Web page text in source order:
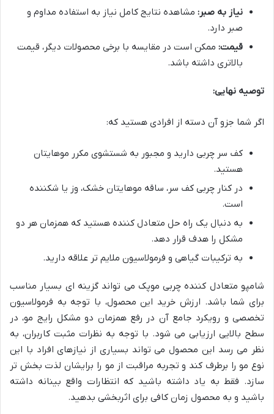
نیاز به صبر: مشاهده نتایج کامل نیاز به استفاده مداوم و
صبر دارد.
قیمت: ممکن است در مقایسه با برخی محصولات دیگر، قیمت
بالاتری داشته باشد.
توصیه نهایی:
اگر شما جزو آن دسته از افرادی هستید که:
کف سر چربی دارید و مجبور به شستشوی مکرر موهایتان
هستید.
در کنار چربی کف سر، ساقه موهایتان خشک، وز یا شکننده
است.
به دنبال یک راه حل متعادل کننده هستید که همزمان هر دو
مشکل را هدف قرار دهد.
به ترکیبات گیاهی و فرمولاسیون ملایم تر علاقه دارید.
شامپو متعادل کننده چربی موپک می تواند گزینه ای بسیار مناسب
برای شما باشد. ارزش خرید این محصول، با توجه به فرمولاسیون
تخصصی و رویکرد جامع آن در رفع همزمان دو مشکل رایج مو، در
سطح بالایی ارزیابی می شود. با توجه به نظرات مثبت کاربران، به
نظر می رسد این محصول می تواند بسیاری از نیازهای افراد با این
نوع مو را برطرف کند و تجربه مراقبت از مو را برایشان لذت بخش تر
سازد. فقط به یاد داشته باشید که انتظارات واقع بینانه داشته
باشید و به محصول زمان کافی برای اثربخشی بدهید.